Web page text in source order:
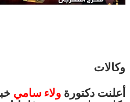
وكالات
أعلنت دكتورة ولاء سامي